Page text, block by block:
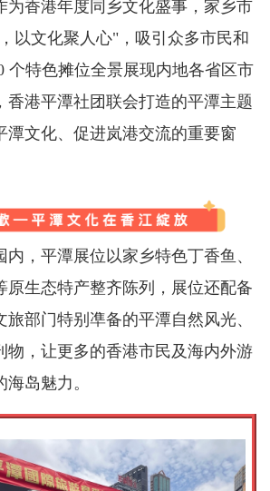
为香港年度同乡文化盛事，家乡市
以文化聚人心"，吸引众多市民和
个特色摊位全景展现内地各省区市
香港平潭社团联会打造的平潭主题
潭文化、促进岚港交流的重要窗
，平潭展位以家乡特色丁香鱼、
原生态特产整齐陈列，展位还配备
部门特别凖备的平潭自然风光、
物，让更多的香港市民及海内外游
岛魅力。